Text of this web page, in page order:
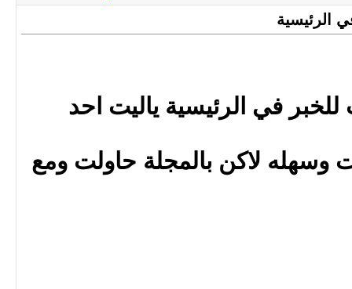
الرئيسية
في الرئيسية ياليت احد
وسهله لاكن بالمجلة حاولت ومع